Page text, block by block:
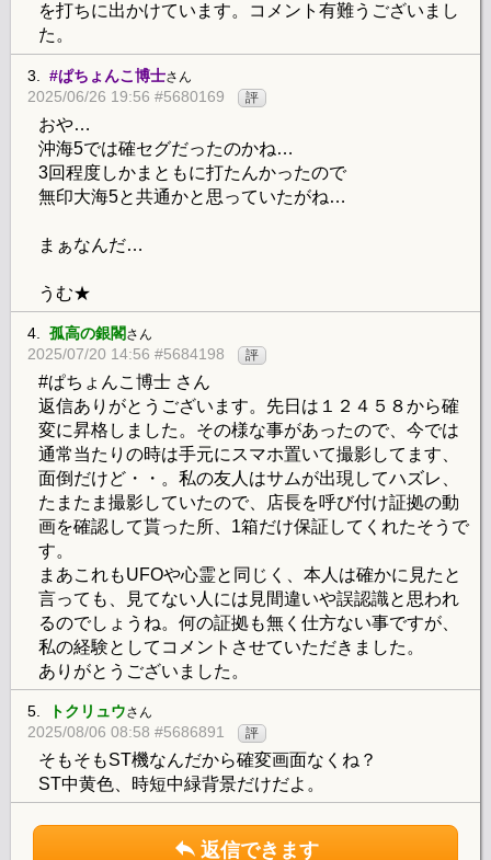
を打ちに出かけています。コメント有難うございまし
た。
3. #ぱちょんこ博士さん
2025/06/26 19:56 #5680169 評
おや…
沖海5では確セグだったのかね…
3回程度しかまともに打たんかったので
無印大海5と共通かと思っていたがね…
まぁなんだ…
うむ★
4. 孤高の銀閣さん
2025/07/20 14:56 #5684198 評
#ぱちょんこ博士 さん
返信ありがとうございます。先日は１２４５８から確
変に昇格しました。その様な事があったので、今では
通常当たりの時は手元にスマホ置いて撮影してます、
面倒だけど・・。私の友人はサムが出現してハズレ、
たまたま撮影していたので、店長を呼び付け証拠の動
画を確認して貰った所、1箱だけ保証してくれたそうで
す。
まあこれもUFOや心霊と同じく、本人は確かに見たと
言っても、見てない人には見間違いや誤認識と思われ
るのでしょうね。何の証拠も無く仕方ない事ですが、
私の経験としてコメントさせていただきました。
ありがとうございました。
5. トクリュウさん
2025/08/06 08:58 #5686891 評
そもそもST機なんだから確変画面なくね？
ST中黄色、時短中緑背景だけだよ。
返信できます